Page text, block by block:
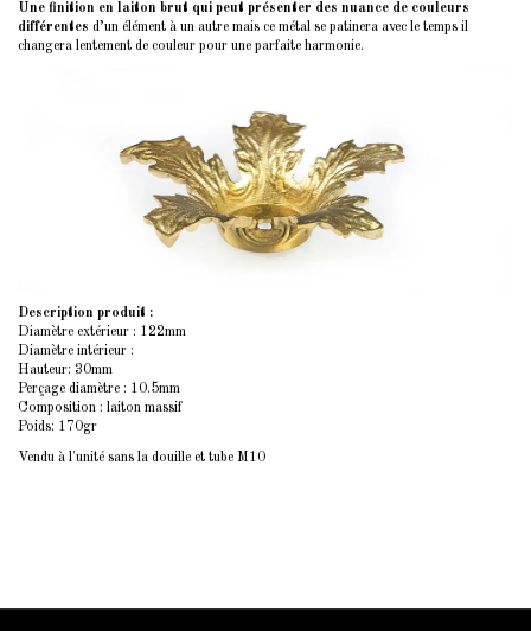
Une finition en laiton brut qui peut présenter des nuance de couleurs
différentes d’un élément à un autre mais ce métal se patinera avec le temps il
changera lentement de couleur pour une parfaite harmonie.
Description produit :
Diamètre extérieur : 122mm
Diamètre intérieur :
Hauteur: 30mm
Perçage diamètre : 10.5mm
Composition : laiton massif
Poids: 170gr
Vendu à l'unité sans la douille et tube M10